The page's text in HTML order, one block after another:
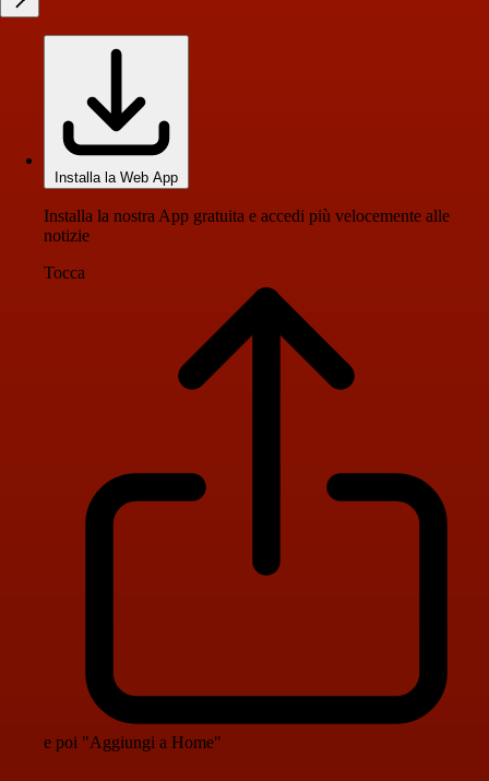
Installa la Web App
Installa la nostra App gratuita e accedi più velocemente alle
notizie
Tocca
e poi "Aggiungi a Home"